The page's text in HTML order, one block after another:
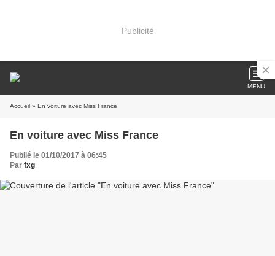
Publicité
MENU
Accueil » En voiture avec Miss France
En voiture avec Miss France
Publié le 01/10/2017 à 06:45
Par fxg